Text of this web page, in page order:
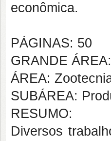
econômica.
PÁGINAS: 50
GRANDE
ÁREA:
SUBÁREA:
RESUMO:
Diversos